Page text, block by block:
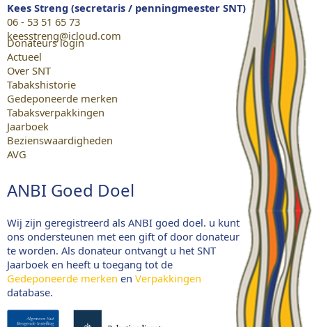
Kees Streng (secretaris / penningmeester SNT)
06 - 53 51 65 73
keesstreng@icloud.com
Donateurs login
Actueel
Over SNT
Tabakshistorie
Gedeponeerde merken
Tabaksverpakkingen
Jaarboek
Bezienswaardigheden
AVG
ANBI Goed Doel
Wij zijn geregistreerd als ANBI goed doel. u kunt
ons ondersteunen met een gift of door donateur
te worden. Als donateur ontvangt u het SNT
Jaarboek en heeft u toegang tot de
Gedeponeerde merken en Verpakkingen
database.